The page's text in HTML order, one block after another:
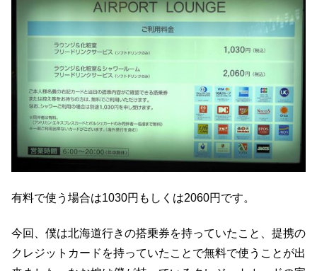
有料で使う場合は1030円もしくは2060円です。
今回、僕は北海道行きの搭乗券を持っていたこと、提携の
クレジットカードを持っていたことで無料で使うことが出